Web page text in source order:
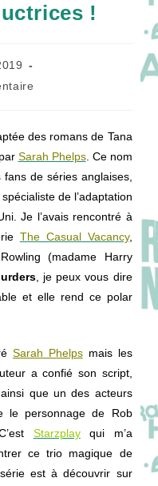
!
des romans de Tana
Sarah Phelps. Ce nom
de séries anglaises,
spécialiste de l’adaptation
Je l’avais rencontré à
The Casual Vacancy,
(madame Harry
, je peux vous dire
et elle rend ce polar
Sarah Phelpsmais les
a confié son script,
que un des acteurs
le personnage de Rob
Starzplayqui m’a
ce trio magique de
est à découvrir sur